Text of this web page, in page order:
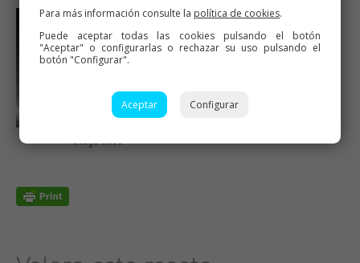
Potaje listo
Para más información consulte la política de cookies.
Puede aceptar todas las cookies pulsando el botón
"Aceptar" o configurarlas o rechazar su uso pulsando el
botón "Configurar".
Aceptar Configurar